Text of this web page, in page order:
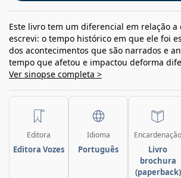
Este livro tem um diferencial em relação a
escrevi: o tempo histórico em que ele foi
dos acontecimentos que são narrados e
tempo que afetou e impactou deforma
Ver sinopse completa >
Editora
Editora Vozes
Idioma
Português
Encardenação
Livro
brochura
(paperback)